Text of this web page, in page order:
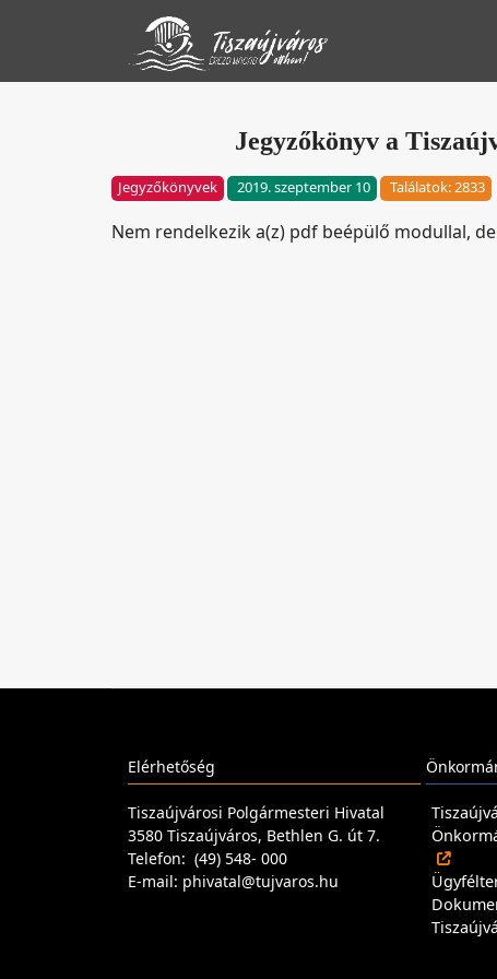
Jegyzőkönyv a
Jegyzőkönyvek 2019. szeptember 10 Találatok: 2833
Nem rendelkezik a(z) pdf beépülő modullal, de
Elérhetőség
Tiszaújvárosi Polgármesteri Hivatal
3580 Tiszaújváros, Bethlen G. út 7.
Telefon: (49) 548- 000
E-mail: phivatal@tujvaros.hu